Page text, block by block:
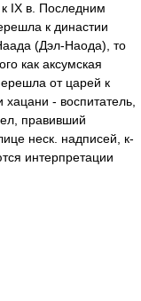
IX в. Последним
к династии
(Дэл-Наода), то
как аксумская
от царей к
- воспитатель,
правивший
неск. надписей, к-
интерпретации